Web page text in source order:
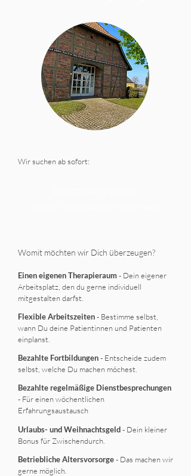
Wir suchen ab sofort:
Womit möchten wir Dich überzeugen?
Einen eigenen Therapieraum- Dein eigener
Arbeitsplatz, den du gerne individuell
mitgestalten darfst.
Flexible Arbeitszeiten- Bestimme selbst,
wann Du deine Patientinnen und Patienten
einplanst.
Bezahlte Fortbildungen- Entscheide zudem
selbst, welche Du machen möchest.
Bezahlte regelmäßige Dienstbesprechungen
- Für einen wöchentlichen
Erfahrungsaustausch
Urlaubs- und Weihnachtsgeld- Dein kleiner
Bonus für Zwischendurch.
Betriebliche Altersvorsorge- Das machen wir
gerne möglich.